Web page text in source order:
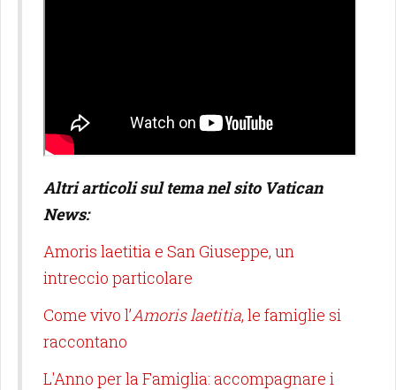
Altri articoli sul tema nel sito Vatican
News:
Amoris laetitia e San Giuseppe, un
intreccio particolare
Come vivo l’Amoris laetitia, le famiglie si
raccontano
L'Anno per la Famiglia: accompagnare i